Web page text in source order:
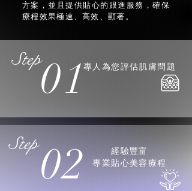
方案，並且提供貼心的跟進服務，確保
療程效果極速、高效、顯著。
01
Step 專人為您評估肌膚問題
02
Step
經驗豐富
專業貼心美容療程